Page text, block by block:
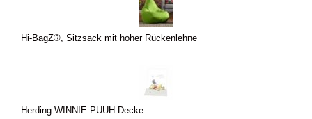
Hi-BagZ®, Sitzsack mit hoher Rückenlehne
Herding WINNIE PUUH Decke